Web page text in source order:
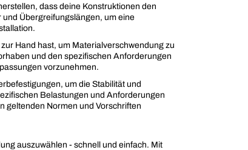
dass deine Konstruktionen den
Übergreifungslängen, um eine
Hand hast, um Materialverschwendung zu
und den spezifischen Anforderungen
vorzunehmen.
um die Stabilität und
Belastungen und Anforderungen
geltenden Normen und Vorschriften
auszuwählen - schnell und einfach. Mit